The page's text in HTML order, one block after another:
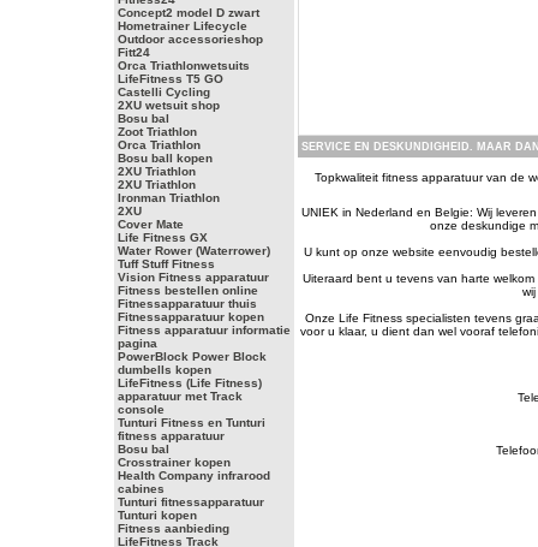
Concept2 model D zwart
Hometrainer Lifecycle
Outdoor accessorieshop
Fitt24
Orca Triathlonwetsuits
LifeFitness T5 GO
Castelli Cycling
2XU wetsuit shop
Bosu bal
Zoot Triathlon
Orca Triathlon
Bosu ball kopen
2XU Triathlon
2XU Triathlon
Ironman Triathlon
2XU
Cover Mate
Life Fitness GX
Water Rower (Waterrower)
Tuff Stuff Fitness
Vision Fitness apparatuur
Fitness bestellen online
Fitnessapparatuur thuis
Fitnessapparatuur kopen
Fitness apparatuur informatie
pagina
PowerBlock Power Block
dumbells kopen
LifeFitness (Life Fitness)
apparatuur met Track
console
Tunturi Fitness en Tunturi
fitness apparatuur
Bosu bal
Crosstrainer kopen
Health Company infrarood
cabines
Tunturi fitnessapparatuur
Tunturi kopen
Fitness aanbieding
LifeFitness Track
SERVICE EN DESKUNDIGHEID. MAAR
Topkwaliteit fitness apparatuur van de
UNIEK in Nederland en Belgie: Wij
onze deskundige
U kunt op onze website eenvoudig
Uiteraard bent u tevens van harte
Onze Life Fitness specialisten tevens
voor u klaar, u dient dan wel vooraf